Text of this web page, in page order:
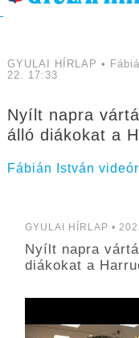
GYULAI HÍRLAP •
22. 17:33
Nyílt napra
álló diákokat a
Fábián István
GYULAI HÍRLAP •
Nyílt napra
diákokat a